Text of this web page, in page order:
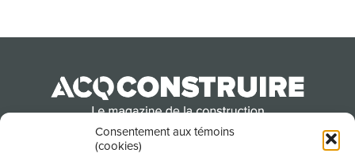
Consentement aux témoins
(cookies)